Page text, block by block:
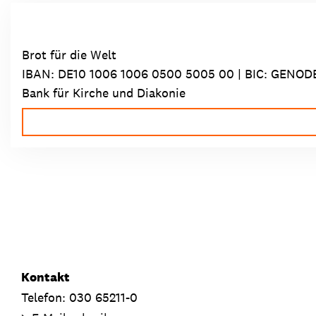
Brot für die Welt
IBAN: DE10 1006 1006 0500 5005 00 | BIC:
Bank für Kirche und Diakonie
Kontakt
Telefon: 030 65211-0